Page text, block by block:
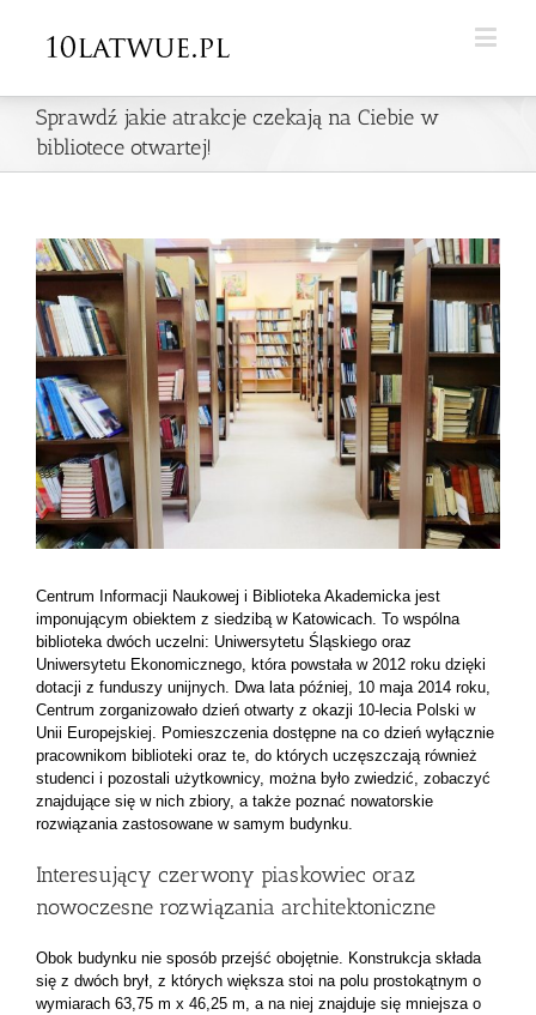
Sprawdź jakie atrakcje czekają na Ciebie w
bibliotece otwartej!
View
Larger
Image
Centrum Informacji Naukowej i Biblioteka Akademicka jest
imponującym obiektem z siedzibą w Katowicach. To wspólna
biblioteka dwóch uczelni: Uniwersytetu Śląskiego oraz
Uniwersytetu Ekonomicznego, która powstała w 2012 roku dzięki
dotacji z funduszy unijnych. Dwa lata później, 10 maja 2014 roku,
Centrum zorganizowało dzień otwarty z okazji 10-lecia Polski w
Unii Europejskiej. Pomieszczenia dostępne na co dzień wyłącznie
pracownikom biblioteki oraz te, do których uczęszczają również
studenci i pozostali użytkownicy, można było zwiedzić, zobaczyć
znajdujące się w nich zbiory, a także poznać nowatorskie
rozwiązania zastosowane w samym budynku.
Interesujący czerwony piaskowiec oraz
nowoczesne rozwiązania architektoniczne
Obok budynku nie sposób przejść obojętnie. Konstrukcja składa
się z dwóch brył, z których większa stoi na polu prostokątnym o
wymiarach 63,75 m x 46,25 m, a na niej znajduje się mniejsza o